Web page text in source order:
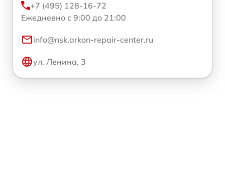
+7 (495) 128-16-72
Ежедневно с 9:00 до 21:00
info@nsk.arkon-repair-center.ru
ул. Ленина, 3